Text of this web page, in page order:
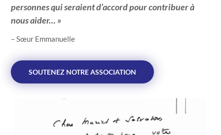
personnes qui seraient d’accord pour contribuer à
nous aider… »
– Sœur Emmanuelle
SOUTENEZ NOTRE ASSOCIATION